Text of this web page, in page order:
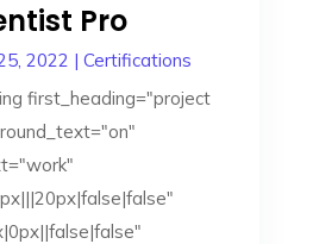
Pro
2022 | Certifications
first_heading="project